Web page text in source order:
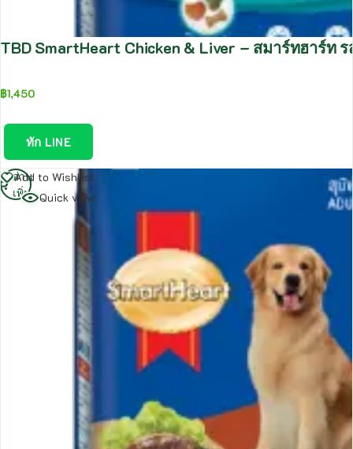
TBD SmartHeart Chicken & Liver – สมาร์ทฮาร์ท
฿1,450
ทัก LINE
Add to Wishlist
Quick view
อ่าน
เพิ่ม